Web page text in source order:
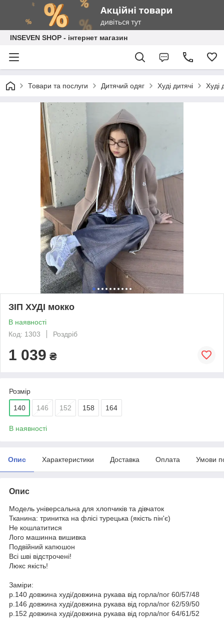
INSEVEN SHOP - інтернет магазин
Товари та послуги Дитячий одяг Худі дитячі Худі
ЗІП ХУДІ мокко
В наявності
Код: 1303
Роздріб
1 039 ₴
Розмір
140 146 152 158 164
В наявності
Опис Характеристики Доставка Оплата Умови
Опис
Модель універсальна для хлопчиків та дівчаток
Тканина: тринитка на флісі турецька (якість пін'є)
Не кошлатитися
Лого машинна вишивка
Подвійний капюшон
Всі шві відстрочені!
Люкс якість!
Заміри:
р.140 довжина худі/довжина рукава від горла/пог 60/57/48
р.146 довжина худі/довжина рукава від горла/пог 62/59/50
р.152 довжина худі/довжина рукава від горла/пог 64/61/52